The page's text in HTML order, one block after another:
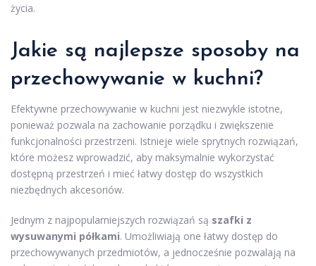
życia.
Jakie są najlepsze sposoby na
przechowywanie w kuchni?
Efektywne przechowywanie w kuchni jest niezwykle istotne,
ponieważ pozwala na zachowanie porządku i zwiększenie
funkcjonalności przestrzeni. Istnieje wiele sprytnych rozwiązań,
które możesz wprowadzić, aby maksymalnie wykorzystać
dostępną przestrzeń i mieć łatwy dostęp do wszystkich
niezbędnych akcesoriów.
Jednym z najpopularniejszych rozwiązań są szafki z
wysuwanymi półkami. Umożliwiają one łatwy dostęp do
przechowywanych przedmiotów, a jednocześnie pozwalają na